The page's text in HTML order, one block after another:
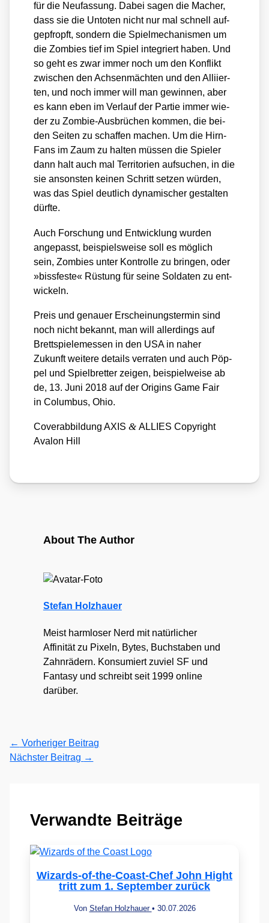
für die Neu­fas­sung. Dabei sagen die Macher,
dass sie die Unto­ten nicht nur mal schnell auf­
ge­pfropft, son­dern die Spiel­me­cha­nis­men um
die Zom­bies tief im Spiel inte­griert haben. Und
so geht es zwar immer noch um den Kon­flikt
zwi­schen den Ach­sen­mäch­ten und den Alli­ier­
ten, und noch immer will man gewin­nen, aber
es kann eben im Ver­lauf der Par­tie immer wie­
der zu Zom­bie-Aus­brü­chen kom­men, die bei­
den Sei­ten zu schaf­fen machen. Um die Hirn-
Fans im Zaum zu hal­ten müs­sen die Spie­ler
dann halt auch mal Ter­ri­to­ri­en auf­su­chen, in die
sie ansons­ten kei­nen Schritt set­zen wür­den,
was das Spiel deut­lich dyna­mi­scher gestal­ten
dürf­te.
Auch For­schung und Ent­wick­lung wur­den
ange­passt, bei­spiels­wei­se soll es mög­lich
sein, Zom­bies unter Kon­trol­le zu brin­gen, oder
»biss­fes­te« Rüs­tung für sei­ne Sol­da­ten zu ent­
wi­ckeln.
Preis und genau­er Erschei­nungs­ter­min sind
noch nicht bekannt, man will aller­dings auf
Brett­spie­le­mes­sen in den USA in naher
Zukunft wei­te­re details ver­ra­ten und auch Pöp­
pel und Spiel­bret­ter zei­gen, bei­spiel­wei­se ab
de, 13. Juni 2018 auf der Ori­g­ins Game Fair
in Colum­bus, Ohio.
Cover­ab­bil­dung AXIS& ALLIES Copy­right
Ava­lon Hill
About The Author
Stefan Holzhauer
Meist harmloser Nerd mit natürlicher
Affinität zu Pixeln, Bytes, Buchstaben und
Zahnrädern. Konsumiert zuviel SF und
Fantasy und schreibt seit 1999 online
darüber.
← Vorheriger Beitrag
Nächster Beitrag →
Verwandte Beiträge
Wizards-of-the-Coast-Chef John Hight
tritt zum 1. September zurück
Von Stefan Holzhauer • 30.07.2026